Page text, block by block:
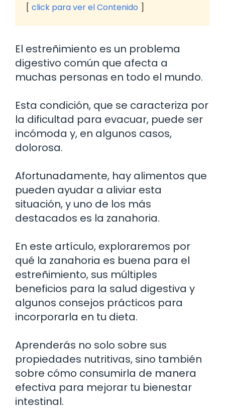
click para ver el Contenido
El estreñimiento es un problema
digestivo común que afecta a
muchas personas en todo el mundo.
Esta condición, que se caracteriza por
la dificultad para evacuar, puede ser
incómoda y, en algunos casos,
dolorosa.
Afortunadamente, hay alimentos que
pueden ayudar a aliviar esta
situación, y uno de los más
destacados es la zanahoria.
En este artículo, exploraremos por
qué la zanahoria es buena para el
estreñimiento, sus múltiples
beneficios para la salud digestiva y
algunos consejos prácticos para
incorporarla en tu dieta.
Aprenderás no solo sobre sus
propiedades nutritivas, sino también
sobre cómo consumirla de manera
efectiva para mejorar tu bienestar
intestinal.